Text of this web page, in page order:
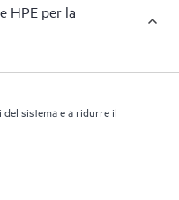
HPE per la
sistema e a ridurre il